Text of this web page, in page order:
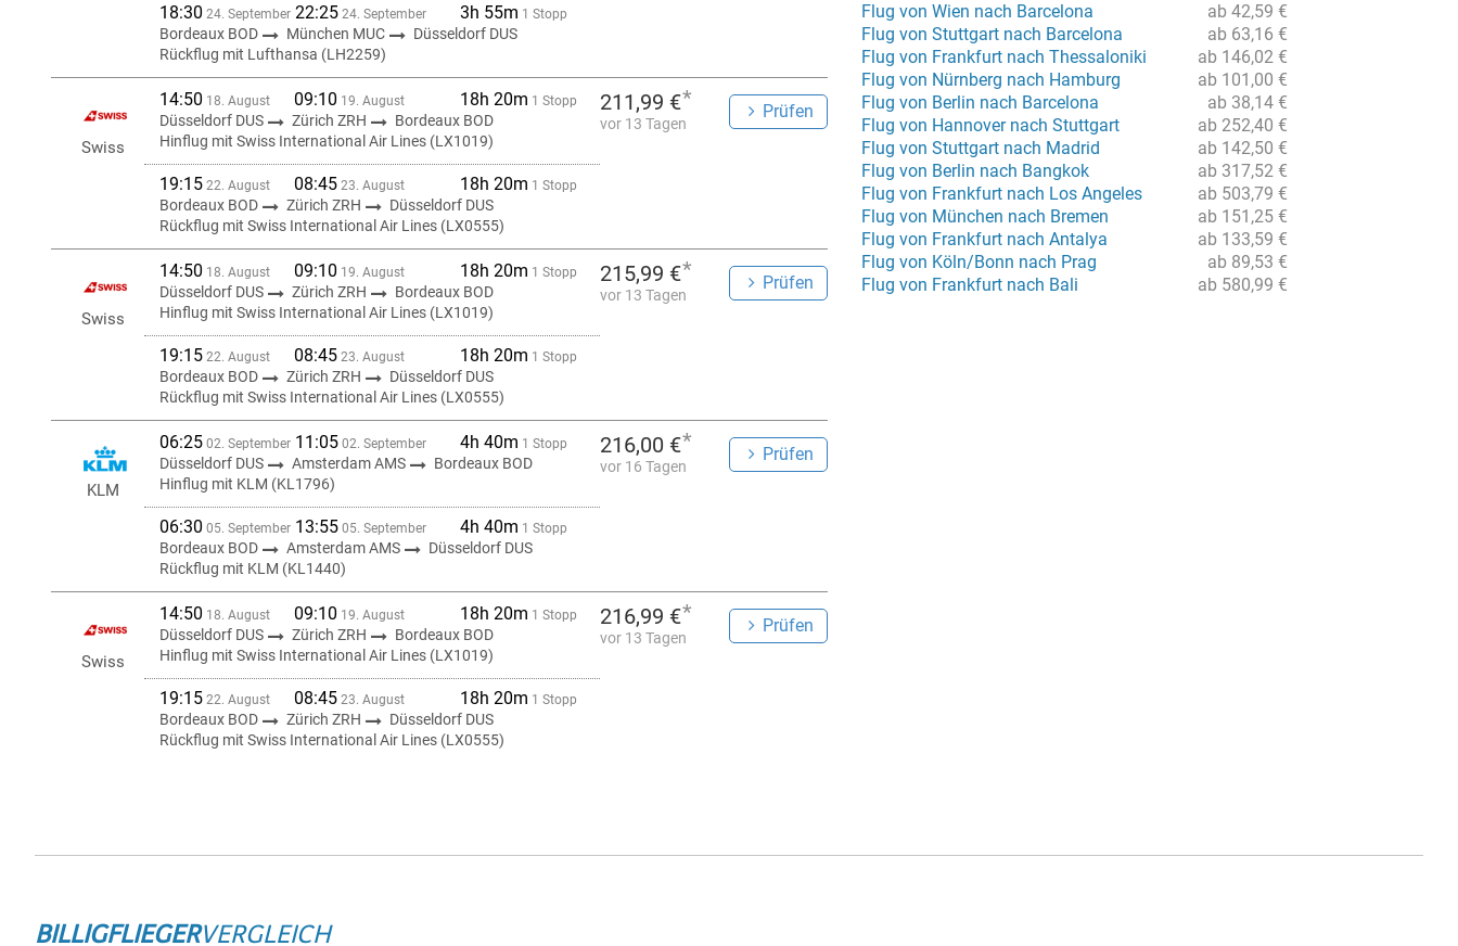
18:30 24. September 22:25 24. September 3h 55m 1 Stopp
Bordeaux BOD München MUC
Düsseldorf DUS
Rückflug mit Lufthansa (LH2259)
14:50 18. August 09:10 19. August 18h 20m 1 Stopp
Düsseldorf DUS Zürich ZRH
Bordeaux BOD
Hinflug mit Swiss International Air Lines (LX1019)
19:15 22. August 08:45 23. August 18h 20m 1 Stopp
Bordeaux BOD Zürich ZRH
Düsseldorf DUS
Rückflug mit Swiss International Air Lines (LX0555)
Swiss
211,99 €*
vor 13 Tagen
Prüfen
14:50 18. August 09:10 19. August 18h 20m 1 Stopp
Düsseldorf DUS Zürich ZRH
Bordeaux BOD
Hinflug mit Swiss International Air Lines (LX1019)
19:15 22. August 08:45 23. August 18h 20m 1 Stopp
Bordeaux BOD Zürich ZRH
Düsseldorf DUS
Rückflug mit Swiss International Air Lines (LX0555)
Swiss
215,99 €*
vor 13 Tagen
Prüfen
06:25 02. September 11:05 02. September 4h 40m 1 Stopp
Düsseldorf DUS Amsterdam AMS
Bordeaux BOD
Hinflug mit KLM (KL1796)
06:30 05. September 13:55 05. September 4h 40m 1 Stopp
Bordeaux BOD Amsterdam AMS
Düsseldorf DUS
Rückflug mit KLM (KL1440)
KLM
216,00 €*
vor 16 Tagen
Prüfen
14:50 18. August 09:10 19. August 18h 20m 1 Stopp
Düsseldorf DUS Zürich ZRH
Bordeaux BOD
Hinflug mit Swiss International Air Lines (LX1019)
19:15 22. August 08:45 23. August 18h 20m 1 Stopp
Bordeaux BOD Zürich ZRH
Düsseldorf DUS
Rückflug mit Swiss International Air Lines (LX0555)
Swiss
216,99 €*
vor 13 Tagen
Prüfen
ab 42,59 €
Flug von Wien nach Barcelona
ab 63,16 €
Flug von Stuttgart nach Barcelona
ab 146,02 €
Flug von Frankfurt nach Thessaloniki
ab 101,00 €
Flug von Nürnberg nach Hamburg
ab 38,14 €
Flug von Berlin nach Barcelona
ab 252,40 €
Flug von Hannover nach Stuttgart
ab 142,50 €
Flug von Stuttgart nach Madrid
ab 317,52 €
Flug von Berlin nach Bangkok
ab 503,79 €
Flug von Frankfurt nach Los Angeles
ab 151,25 €
Flug von München nach Bremen
ab 133,59 €
Flug von Frankfurt nach Antalya
ab 89,53 €
Flug von Köln/Bonn nach Prag
ab 580,99 €
Flug von Frankfurt nach Bali
BILLIGFLIEGERVERGLEICH